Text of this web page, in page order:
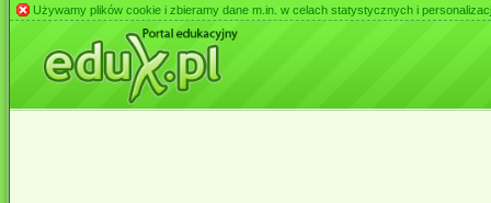
Używamy plików cookie i zbieramy dane m.in. w celach statystycznych i